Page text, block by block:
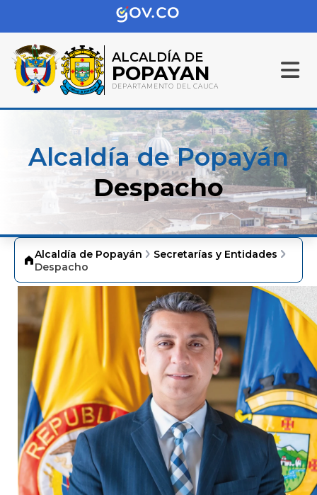
ALCALDÍA DE
POPAYAN
DEPARTAMENTO DEL CAUCA
Alcaldía de Popayán
Despacho
Alcaldía de Popayán
Secretarías y Entidades
Despacho